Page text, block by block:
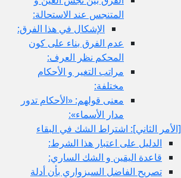
المتنجس عند الاستحالة:
الإشكال في هذا الفرق:
عدم الفرق بناء على كون
المحكم نظر العرف:
مراتب التغير و الأحكام
مختلفة:
معنى قولهم: «الأحكام تدور
مدار الأسماء»:
[الأمر الثاني‏]: اشتراط الشك في البقاء
الدليل على اعتبار هذا الشرط:
قاعدة اليقين و الشك الساري:
تصريح الفاضل السبزواري بأن أدلة